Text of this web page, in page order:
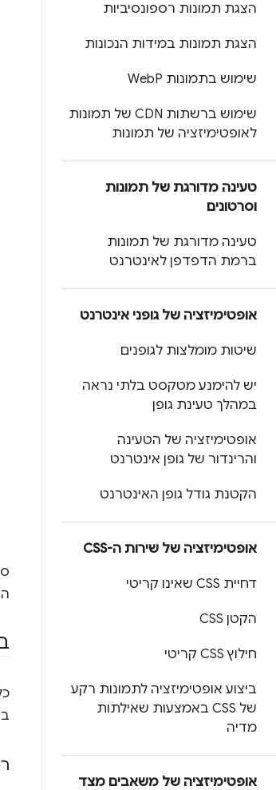
הצגת תמונות רספונסיביות
הצגת תמונות במידות הנכונות
שימוש בתמונות Web P
שימוש ברשתות CDN של תמונות
לאופטימיזציה של תמונות
טעינה מדורגת של תמונות
וסרטונים
טעינה מדורגת של תמונות
ברמת הדפדפן לאינטרנט
אופטימיזציה של גופני אינטרנט
שיטות מומלצות לגופנים
יש להימנע מטקסט בלתי נראה
במהלך טעינת גופן
אופטימיזציה של הטעינה
והרינדור של גופן אינטרנט
הקטנת גודל גופן האינטרנט
אופטימיזציה של שירות ה-CSS
דחיית CSS שאינו קריטי
הקטן CSS
חילוץ CSS קריטי
ביצוע אופטימיזציה לתמונות רקע
של CSS באמצעות שאילתות
מדיה
אופטימיזציה של משאבים מצד